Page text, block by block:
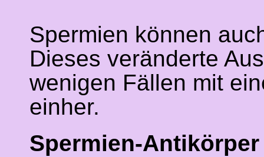
Spermien können
Dieses veränderte
wenigen Fällen mit
einher.
Spermien-Antikörper